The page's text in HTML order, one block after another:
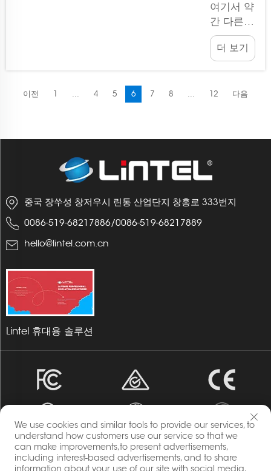
Lintel은
이러한 혁
신적인 제
품 분야에
나입니다.
여기서 약
간 다른
무언가를
보여줄 때
가 되었
의 접이식
금 바로
격에 만나
보세요!
다음 행사
입니다...
더 보기
이전 1 ... 4 5 6 7 8 ... 12 다음
중국 장쑤성 창저우시 린통 산업단지 창홍로 333번지
0086-519-68217886/0086-519-68217889
hello@lintel.com.cn
Lintel 휴대용 솔루션
저작권 © 2023 에네르지아 Changzhou Lintel Display Co.,
We use cookies and similar tools to provide our services, to
understand how customers use our service so that we
can make improvements,to present advertisements,
including interest-based advertisements, and to share
information about your use of our site with social media,